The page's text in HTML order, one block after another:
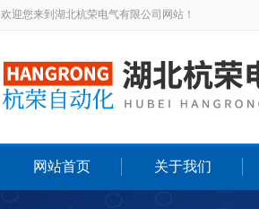
欢迎您来到湖北杭荣电气有限公司网站！
网站首页 关于我们